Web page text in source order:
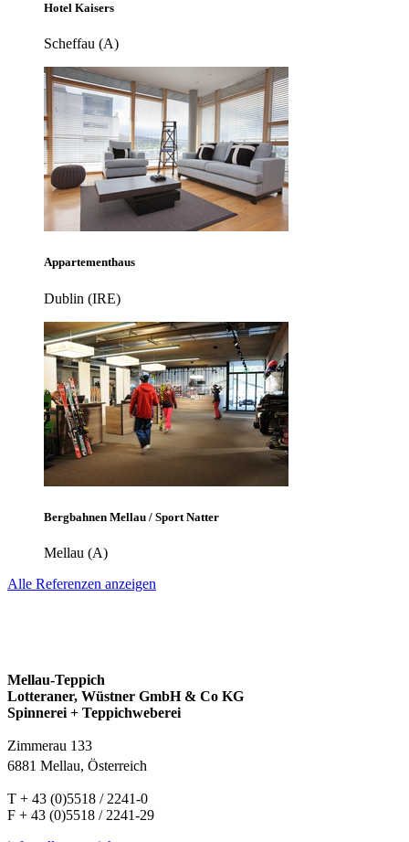
Hotel Kaisers
Scheffau (A)
Appartementhaus
Dublin (IRE)
Bergbahnen Mellau / Sport Natter
Mellau (A)
Alle Referenzen anzeigen
Mellau-Teppich
Lotteraner, Wüstner GmbH & Co KG
Spinnerei + Teppichweberei
Zimmerau 133
6881 Mellau, Österreich
T + 43 (0)5518 / 2241-0
F + 43 (0)5518 / 2241-29